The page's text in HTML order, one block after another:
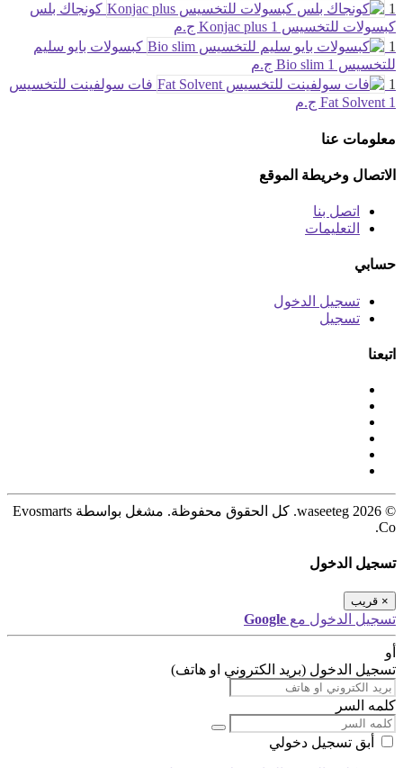
1
كونجاك بلس
كبسولات للتخسيس Konjac plus 1 ج.م
1
كبسولات بايو سليم
للتخسيس Bio slim 1 ج.م
1
فات سولفينت للتخسيس
Fat Solvent 1 ج.م
معلومات عنا
الاتصال وخريطة الموقع
اتصل بنا
التعليمات
حسابي
تسجيل الدخول
تسجيل
اتبعنا
© 2026 waseeteg. كل الحقوق محفوظة. مشغل بواسطة Evosmarts
Co.
تسجيل الدخول
× قريب
تسجيل الدخول مع Google
أو
تسجيل الدخول (بريد الكتروني او هاتف)
كلمه السر
أبق تسجيل دخولي